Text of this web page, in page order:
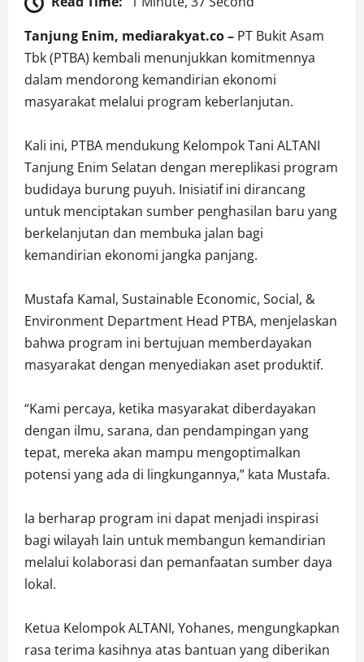
Tanjung Enim, mediarakyat.co – PT Bukit Asam
Tbk (PTBA) kembali menunjukkan komitmennya
dalam mendorong kemandirian ekonomi
masyarakat melalui program keberlanjutan.
Kali ini, PTBA mendukung Kelompok Tani ALTANI
Tanjung Enim Selatan dengan mereplikasi program
budidaya burung puyuh. Inisiatif ini dirancang
untuk menciptakan sumber penghasilan baru yang
berkelanjutan dan membuka jalan bagi
kemandirian ekonomi jangka panjang.
Mustafa Kamal, Sustainable Economic, Social, &
Environment Department Head PTBA, menjelaskan
bahwa program ini bertujuan memberdayakan
masyarakat dengan menyediakan aset produktif.
“Kami percaya, ketika masyarakat diberdayakan
dengan ilmu, sarana, dan pendampingan yang
tepat, mereka akan mampu mengoptimalkan
potensi yang ada di lingkungannya,” kata Mustafa.
Ia berharap program ini dapat menjadi inspirasi
bagi wilayah lain untuk membangun kemandirian
melalui kolaborasi dan pemanfaatan sumber daya
lokal.
Ketua Kelompok ALTANI, Yohanes, mengungkapkan
rasa terima kasihnya atas bantuan yang diberikan